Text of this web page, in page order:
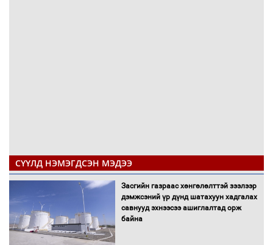
СҮҮЛД НЭМЭГДСЭН МЭДЭЭ
Засгийн газраас хөнгөлөлттэй зээлээр
дэмжсэний үр дүнд шатахуун хадгалах
савнууд эхнээсээ ашиглалтад орж
байна